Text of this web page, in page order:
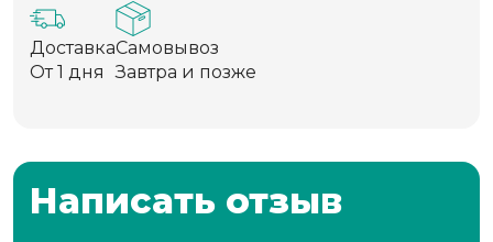
Доставка
От 1 дня
Самовывоз
Завтра и позже
Написать отзыв